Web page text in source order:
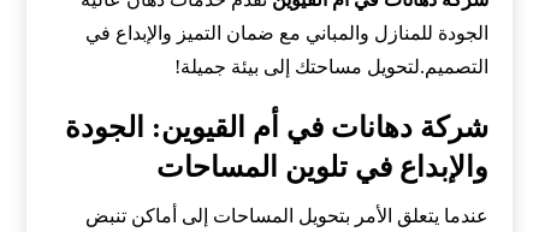
الجودة للمنازل والمباني مع ضمان التميز والإبداع في
التصميم.لتحويل مساحتك إلى بيئة جميلة!
شركة دهانات في أم القيوين: الجودة
والإبداع في تلوين المساحات
عندما يتعلق الأمر بتحويل المساحات إلى أماكن تنبض